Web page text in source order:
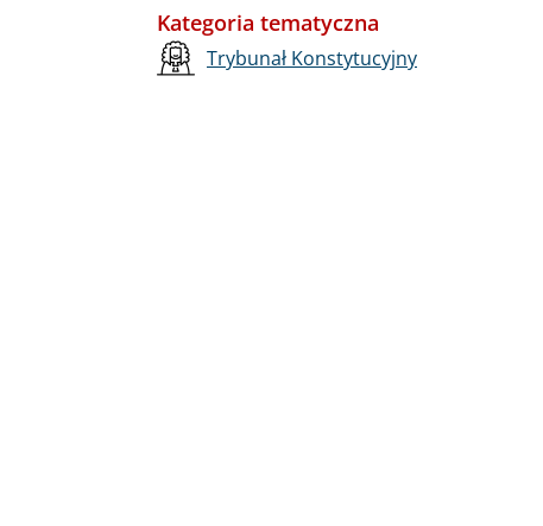
Kategoria tematyczna
Trybunał Konstytucyjny